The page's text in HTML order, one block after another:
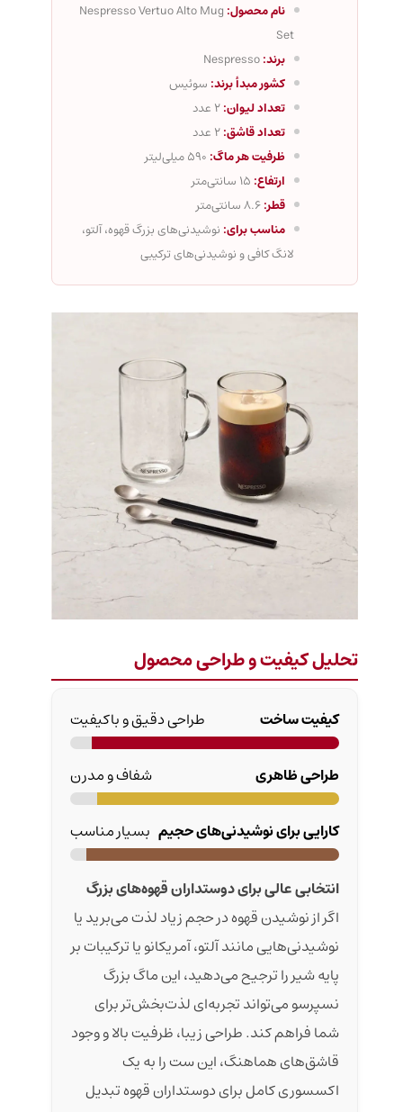
نام محصول: Nespresso Vertuo Alto Mug
Set
برند:
کشور مبدأ برند: سوئیس
تعداد لیوان:
تعداد قاشق:
ظرفیت هر ماگ:
ارتفاع:
قطر:
مناسب برای: نوشیدنی‌های بزرگ قهوه، آلتو،
لانگ کافی و نوشیدنی‌های ترکیبی
تحلیل کیفیت و طراحی محصول
کیفیت ساخت طراحی دقیق و باکیفیت
طراحی ظاهری شفاف و مدرن
کارایی برای نوشیدنی‌های حجیم بسیار مناسب
انتخابی عالی برای دوستداران قهوه‌های بزرگ
اگر از نوشیدن قهوه در حجم زیاد لذت می‌برید یا
نوشیدنی‌هایی مانند آلتو، آمریکانو یا ترکیبات بر
پایه شیر را ترجیح می‌دهید، این ماگ بزرگ
نسپرسو می‌تواند تجربه‌ای لذت‌بخش‌تر برای
شما فراهم کند. طراحی زیبا، ظرفیت بالا و وجود
قاشق‌های هماهنگ، این ست را به یک
اکسسوری کامل برای دوستداران قهوه تبدیل